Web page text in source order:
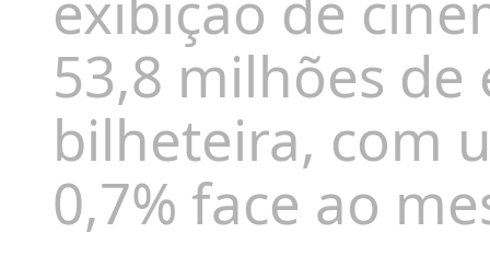
53,8 milhões
bilheteira, com
0,7% face ao